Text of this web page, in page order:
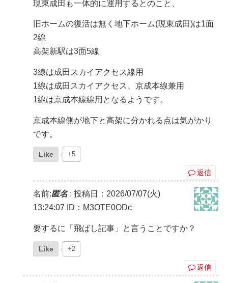
現東成田も一体的に運用するとのこと、
旧ホームの復活は無く地下ホーム(現東成田)は1面
2線
高架新駅は3面5線
3線は成田スカイアクセス線用
1線は成田スカイアクセス、京成本線兼用
1線は京成本線線用となるようです。
京成本線側が地下と高架に分かれる点は気がかり
です。
Like +5
返信
名前:匿名: 投稿日：2026/07/07(火)
13:24:07
ID：M3OTE0ODc
要するに「飛ばし記事」と言うことですか？
Like +2
返信